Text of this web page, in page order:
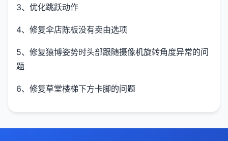
3、优化跳跃动作
4、修复伞店陈板没有卖由选项
5、修复猿博姿势时头部跟随摄像机旋转角度异常的问
题
6、修复草堂楼梯下方卡脚的问题